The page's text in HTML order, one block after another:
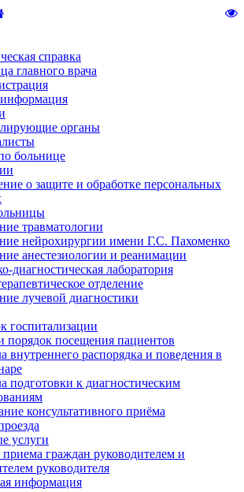
справка
главного врача
органы
больнице
о защите и обработке персональных
травматологии
нейрохирургии имени Г.С. Пахоменко
анестезиологии и реанимации
диагностическая лаборатория
отделение
лучевой диагностики
госпитализации
порядок посещения пациентов
внутреннего распорядка и поведения в
подготовки к диагностическим
консультативного приёма
услуги
граждан руководителем и
руководителя
информация